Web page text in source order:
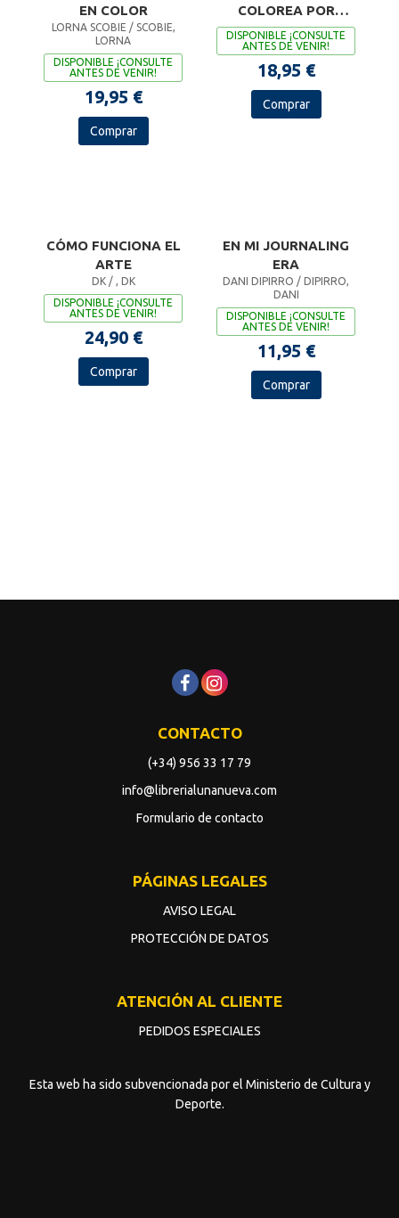
EN COLOR
LORNA SCOBIE / SCOBIE,
LORNA
DISPONIBLE ¡CONSULTE
ANTES DE VENIR!
19,95 €
Comprar
COLOREA POR
NÚMEROS
DISPONIBLE ¡CONSULTE
ANTES DE VENIR!
18,95 €
Comprar
CÓMO FUNCIONA EL
ARTE
DK / , DK
DISPONIBLE ¡CONSULTE
ANTES DE VENIR!
24,90 €
Comprar
EN MI JOURNALING
ERA
DANI DIPIRRO / DIPIRRO,
DANI
DISPONIBLE ¡CONSULTE
ANTES DE VENIR!
11,95 €
Comprar
CONTACTO
(+34) 956 33 17 79
info@librerialunanueva.com
Formulario de contacto
PÁGINAS LEGALES
AVISO LEGAL
PROTECCIÓN DE DATOS
ATENCIÓN AL CLIENTE
PEDIDOS ESPECIALES
Esta web ha sido subvencionada por el Ministerio de Cultura y
Deporte.